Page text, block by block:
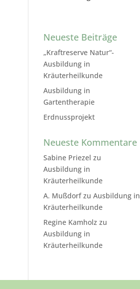
Neueste Beiträge
„Kraftreserve Natur“-
Ausbildung in
Kräuterheilkunde
Ausbildung in
Gartentherapie
Erdnussprojekt
Neueste Kommentare
Sabine Priezel zu
Ausbildung in
Kräuterheilkunde
A. MußdorfzuAusbildung in
Kräuterheilkunde
Regine Kamholz zu
Ausbildung in
Kräuterheilkunde